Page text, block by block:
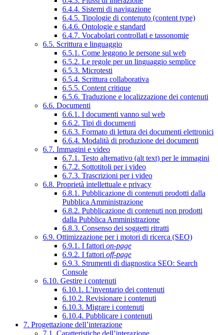
6.4.4. Sistemi di navigazione
6.4.5. Tipologie di contenuto (content type)
6.4.6. Ontologie e standard
6.4.7. Vocabolari controllati e tassonomie
6.5. Scrittura e linguaggio
6.5.1. Come leggono le persone sul web
6.5.2. Le regole per un linguaggio semplice
6.5.3. Microtesti
6.5.4. Scrittura collaborativa
6.5.5. Content critique
6.5.6. Traduzione e localizzazione dei contenuti
6.6. Documenti
6.6.1. I documenti vanno sul web
6.6.2. Tipi di documenti
6.6.3. Formato di lettura dei documenti elettronici
6.6.4. Modalità di produzione dei documenti
6.7. Immagini e video
6.7.1. Testo alternativo (alt text) per le immagini
6.7.2. Sottotitoli per i video
6.7.3. Trascrizioni per i video
6.8. Proprietà intellettuale e privacy
6.8.1. Pubblicazione di contenuti prodotti dalla
Pubblica Amministrazione
6.8.2. Pubblicazione di contenuti non prodotti
dalla Pubblica Amministrazione
6.8.3. Consenso dei soggetti ritratti
6.9. Ottimizzazione per i motori di ricerca (SEO)
6.9.1. I fattori on-page
6.9.2. I fattori off-page
6.9.3. Strumenti di diagnostica SEO: Search
Console
6.10. Gestire i contenuti
6.10.1. L’inventario dei contenuti
6.10.2. Revisionare i contenuti
6.10.3. Migrare i contenuti
6.10.4. Pubblicare i contenuti
7. Progettazione dell’interazione
7.1. Caratteristiche dell’interazione